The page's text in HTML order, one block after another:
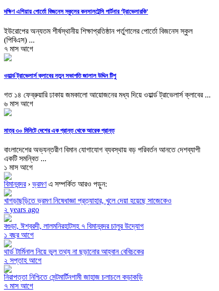
দক্ষিণ এশিয়ায় পোর্তো বিজনেস স্কুলের কনসালটেন্সি পার্টনার ‘ট্রাভেলারকি’
ইউরোপের অন্যতম শীর্ষস্থানীয় শিক্ষাপ্রতিষ্ঠান পর্তুগালের পোর্তো বিজনেস স্কুল
(পিবিএস) ...
৭ মাস আগে
ওয়ার্ল্ড ট্রাভেলার্স ক্লাবের নতুন সভাপতি জালাল উদ্দিন টিপু
গত ১৪ ফেব্রুয়ারি ঢাকায় জমকালো আয়োজনের মধ্য দিয়ে ওয়ার্ল্ড ট্রাভেলার্স ক্লাবের ...
৬ মাস আগে
মাত্র ৩০ মিনিটে দেশের এক প্রান্ত থেকে আরেক প্রান্ত
বাংলাদেশের অভ্যন্তরীণ বিমান যোগাযোগ ব্যবস্থায় বড় পরিবর্তন আনতে দেশব্যাপী
একটি সমন্বিত ...
১ মাস আগে
বিমানবন্দর›ভ্রমণএ সম্পর্কিত আরও পড়ুন:
খাগড়াছড়িতে ভ্রমণ নিষেধাজ্ঞা প্রত্যাহার, খুলে দেয়া হয়েছে সাজেকেও
২ years ago
বগুড়া, ঈশ্বরদী, লালমনিরহাটসহ ৭ বিমানবন্দর চালুর উদ্যোগ
১ বছর আগে
থার্ড টার্মিনাল নিয়ে ভুল তথ্য না ছড়ানোর আহ্বান বেবিচকের
২ সপ্তাহ আগে
নিরাপত্তা নিশ্চিতে সেন্টমার্টিনগামী জাহাজ চলাচলে কড়াকড়ি
৭ মাস আগে